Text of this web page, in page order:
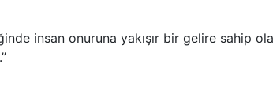
insan onuruna yakışır bir gelire sahip